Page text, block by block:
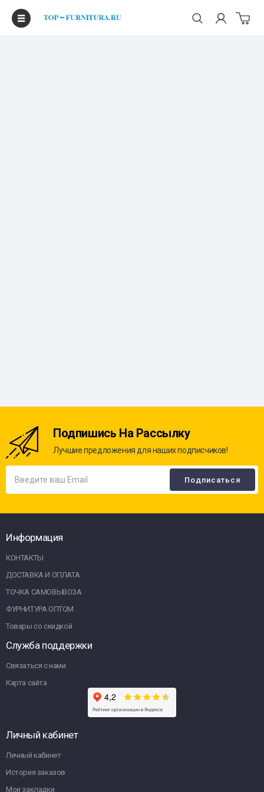
Подпишись На Рассылку
Лучшие предложения для наших подписчиков!
Информация
КОНТАКТЫ
ДОСТАВКА И ОПЛАТА
ТОЧКА САМОВЫВОЗА
ФУРНИТУРА ОПТОМ
Товары со скидкой
Служба поддержки
Связаться с нами
Карта сайта
Личный кабинет
Личный кабинет
История заказов
Мои закладки